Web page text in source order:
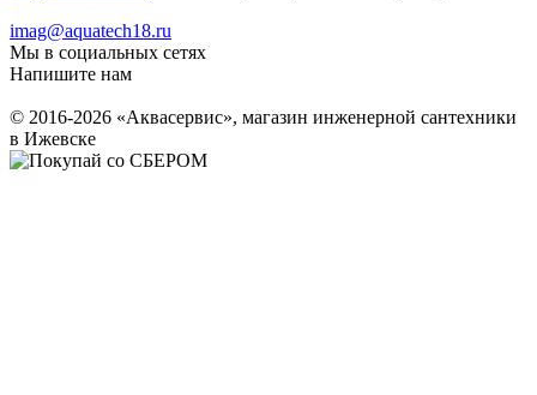
imag@aquatech18.ru
Мы в социальных сетях
Напишите нам
© 2016-2026 «Аквасервис», магазин инженерной сантехники
в Ижевске